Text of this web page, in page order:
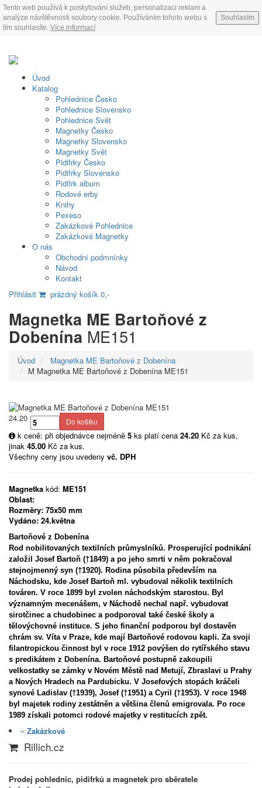
Tento web používá k poskytování služeb, personalizaci reklam a
analýze návštěvnosti soubory cookie. Používáním tohoto webu s
tím souhlasíte. Více informací
Souhlasím
Úvod
Katalog
Pohlednice Česko
Pohlednice Slovensko
Pohlednice Svět
Magnetky Česko
Magnetky Slovensko
Magnetky Svět
Pidifrky Česko
Pidifrky Slovensko
Pidifrk album
Rodové erby
Knihy
Pexeso
Zakázkové Pohlednice
Zakázkové Magnetky
O nás
Obchodní podmnínky
Návod
Kontakt
Přihlásit
prázdný košík 0,-
Magnetka ME Bartoňové z
Dobenína ME151
Úvod
Magnetka ME Bartoňové z Dobenína
M Magnetka ME Bartoňové z Dobenína ME151
24.20
k ceně: při objednávce nejméně 5 ks platí cena 24.20 Kč za kus,
jinak 45.00 Kč za kus.
Všechny ceny jsou uvedeny vč. DPH
Magnetka kód: ME151
Oblast:
Rozměry: 75x50 mm
Vydáno: 24.května
Bartoňové z Dobenína
Rod nobilitovaných textilních průmyslníků. Prosperující podnikání
založil Josef Bartoň (†1849) a po jeho smrti v něm pokračoval
stejnojmenný syn (†1920). Rodina působila především na
Náchodsku, kde Josef Bartoň ml. vybudoval několik textilních
továren. V roce 1899 byl zvolen náchodským starostou. Byl
významným mecenášem, v Náchodě nechal např. vybudovat
sirotčinec a chudobinec a podporoval také české školy a
tělovýchovné instituce. S jeho finanční podporou byl dostavěn
chrám sv. Víta v Praze, kde mají Bartoňové rodovou kapli. Za svoji
filantropickou činnost byl v roce 1912 povýšen do rytířského stavu
s predikátem z Dobenína. Bartoňové postupně zakoupili
velkostatky se zámky v Novém Městě nad Metují, Zbraslavi u Prahy
a Nových Hradech na Pardubicku. V Josefových stopách kráčeli
synové Ladislav (†1939), Josef (†1951) a Cyril (†1953). V roce 1948
byl majetek rodiny zestátněn a většina členů emigrovala. Po roce
1989 získali potomci rodové majetky v restitucích zpět.
Zakázkové
Rillich.cz
Prodej pohlednic, pidifrků a magnetek pro sběratele